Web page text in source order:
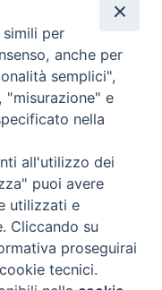
riservati - Vita
Torna
per
anche per
semplici",
"misurazione" e
nella
all'utilizzo dei
puoi avere
utilizzati e
Cliccando su
proseguirai
tecnici.